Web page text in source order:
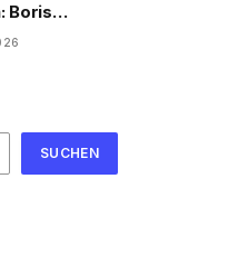
Boris
&
SUCHEN